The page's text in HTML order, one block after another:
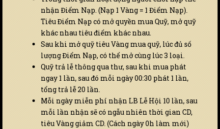
nhận Điểm Nạp. (Nạp 1 Vàng = 1 Điểm Nạp).
Tiêu Điểm Nạp có mở quyền mua Quỹ, mở quỹ
khác nhau tiêu điểm khác nhau.
Sau khi mở quỹ tiêu Vàng mua quỹ, lúc đủ số
lượng Điểm Nạp, có thể mở cùng lúc 3 loại.
Quỹ trả lễ thông qua thư, sau khi mua phát
ngay 1 lần, sau đó mỗi ngày 00:30 phát 1 lần,
tổng trả lễ 20 lần.
Mỗi ngày miễn phí nhận LB Lễ Hội 10 lần, sau
mỗi lần nhận sẽ có ngẫu nhiên thời gian CD,
tiêu Vàng giảm CD. (Cách ngày 0h làm mới)